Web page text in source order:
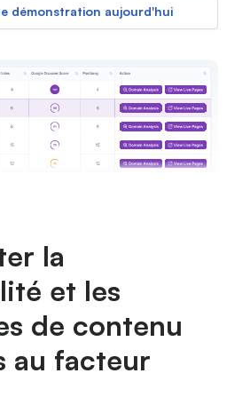
démonstration aujourd'hui
la
et les
de contenu
au facteur